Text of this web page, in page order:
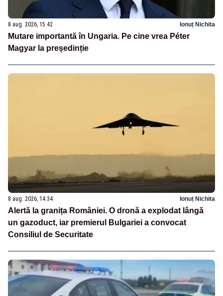
8 aug. 2026, 15:42 Ionuț Nichita
Mutare importantă în Ungaria. Pe cine vrea Péter
Magyar la președinție
8 aug. 2026, 14:34 Ionuț Nichita
Alertă la granița României. O dronă a explodat lângă
un gazoduct, iar premierul Bulgariei a convocat
Consiliul de Securitate